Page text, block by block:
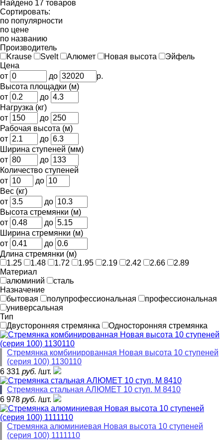
Найдено 17 товаров
Сортировать:
по популярности
по цене
по названию
Производитель
Krause
Svelt Алюмет Новая высота
Эйфель
Цена
от
до
р.
Высота площадки (м)
от
до
Нагрузка (кг)
от
до
Рабочая высота (м)
от
до
Ширина ступеней (мм)
от
до
Количество ступеней
от
до
Вес (кг)
от
до
Высота стремянки (м)
от
до
Ширина стремянки (м)
от
до
Длина стремянки (м)
1.25
1.48 1.72 1.95 2.19 2.42 2.66
2.89
Материал
алюминий
сталь
Назначение
бытовая
полупрофессиональная
профессиональная
универсальная
Тип
Двусторонняя стремянка
Односторонняя стремянка
Стремянка комбинированная Новая высота 10 ступеней
(серия 100) 1130110
6 331 руб. /шт.
Стремянка стальная АЛЮМЕТ 10 ступ. M 8410
6 978 руб. /шт.
Стремянка алюминиевая Новая высота 10 ступеней
(серия 100) 1111110